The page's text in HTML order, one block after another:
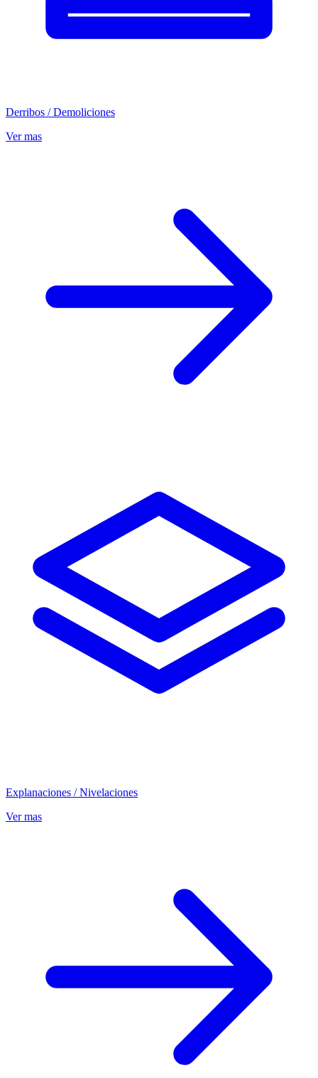
Derribos / Demoliciones
Ver mas
Explanaciones / Nivelaciones
Ver mas